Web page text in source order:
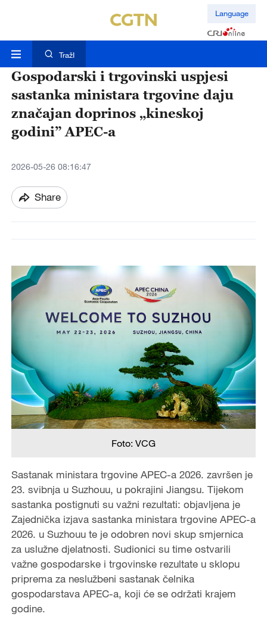
Language
TražI
Gospodarski i trgovinski uspjesi
sastanka ministara trgovine daju
značajan doprinos „kineskoj
godini” APEC-a
2026-05-26 08:16:47
Share
Foto: VCG
Sastanak ministara trgovine APEC-a 2026. završen je
23. svibnja u Suzhouu, u pokrajini Jiangsu. Tijekom
sastanka postignuti su važni rezultati: objavljena je
Zajednička izjava sastanka ministara trgovine APEC-a
2026. u Suzhouu te je odobren novi skup smjernica
za uslužne djelatnosti. Sudionici su time ostvarili
važne gospodarske i trgovinske rezultate u sklopu
priprema za neslužbeni sastanak čelnika
gospodarstava APEC-a, koji će se održati krajem
godine.